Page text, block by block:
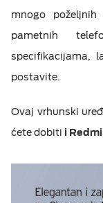
mnogo poželjnih
pametnih
specifikacijama,
postavite.
Ovaj vrhunski
ćete dobiti i